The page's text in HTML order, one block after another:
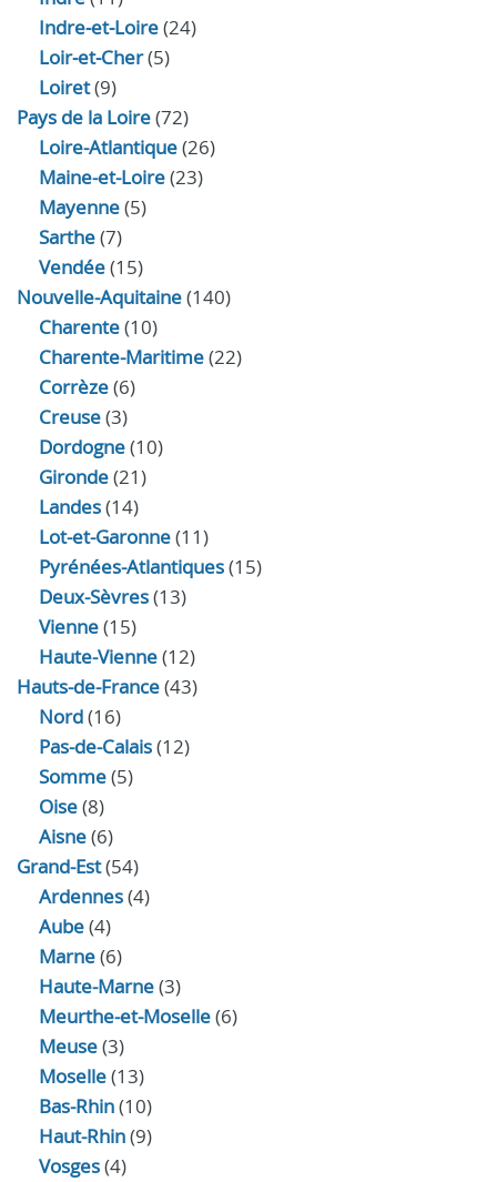
Indre‑et‑Loire(24)
Loir‑et‑Cher(5)
Loiret(9)
Pays de la Loire(72)
Loire-Atlantique(26)
Maine-et-Loire(23)
Mayenne(5)
Sarthe(7)
Vendée(15)
Nouvelle-Aquitaine(140)
Charente(10)
Charente-Maritime(22)
Corrèze(6)
Creuse(3)
Dordogne(10)
Gironde(21)
Landes(14)
Lot-et-Garonne(11)
Pyrénées-Atlantiques(15)
Deux-Sèvres(13)
Vienne(15)
Haute-Vienne(12)
Hauts-de-France(43)
Nord(16)
Pas-de-Calais(12)
Somme(5)
Oise(8)
Aisne(6)
Grand-Est(54)
Ardennes(4)
Aube(4)
Marne(6)
Haute-Marne(3)
Meurthe-et-Moselle(6)
Meuse(3)
Moselle(13)
Bas-Rhin(10)
Haut-Rhin(9)
Vosges(4)